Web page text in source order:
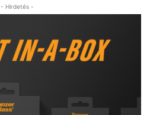
- Hirdetés -